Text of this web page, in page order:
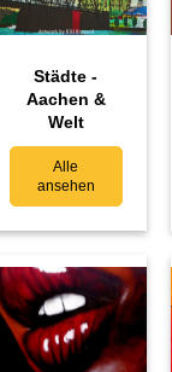
Städte -
Aachen &
Welt
Alle
ansehen